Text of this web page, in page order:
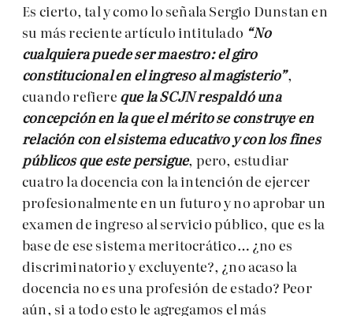
Es cierto, tal y como lo señala Sergio Dunstan en
su más reciente artículo intitulado “No
cualquiera puede ser maestro: el giro
constitucional en el ingreso al magisterio”,
cuando refiere que la SCJN respaldó una
concepción en la que el mérito se construye en
relación con el sistema educativo y con los fines
públicos que este persigue, pero, estudiar
cuatro la docencia con la intención de ejercer
profesionalmente en un futuro y no aprobar un
examen de ingreso al servicio público, que es la
base de ese sistema meritocrático… ¿no es
discriminatorio y excluyente?, ¿no acaso la
docencia no es una profesión de estado? Peor
aún, si a todo esto le agregamos el más